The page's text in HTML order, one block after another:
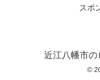
スポ
近江八幡市の
©